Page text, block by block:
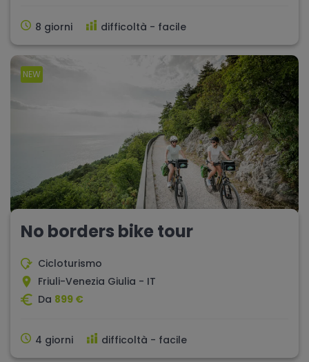
8 giorni difficoltà - facile
NEW
No borders bike tour
Cicloturismo
Friuli-Venezia Giulia - IT
Da 899 €
4 giorni difficoltà - facile